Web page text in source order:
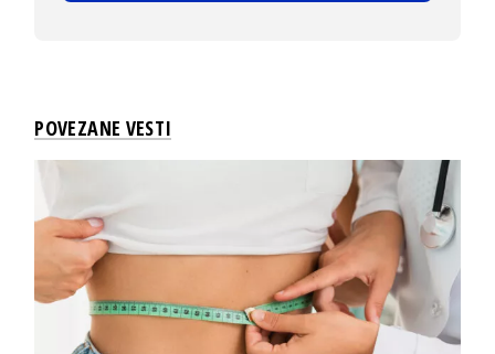
POVEZANE VESTI